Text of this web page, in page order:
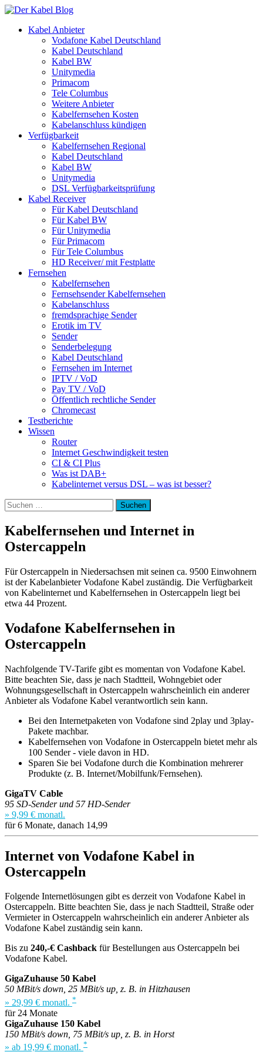
Kabel Anbieter
Vodafone Kabel Deutschland
Kabel Deutschland
Kabel BW
Unitymedia
Primacom
Tele Columbus
Weitere Anbieter
Kabelfernsehen Kosten
Kabelanschluss kündigen
Verfügbarkeit
Kabelfernsehen Regional
Kabel Deutschland
Kabel BW
Unitymedia
DSL Verfügbarkeitsprüfung
Kabel Receiver
Für Kabel Deutschland
Für Kabel BW
Für Unitymedia
Für Primacom
Für Tele Columbus
HD Receiver/ mit Festplatte
Fernsehen
Kabelfernsehen
Fernsehsender Kabelfernsehen
Kabelanschluss
fremdsprachige Sender
Erotik im TV
Sender
Senderbelegung
Kabel Deutschland
Fernsehen im Internet
IPTV / VoD
Pay TV / VoD
Öffentlich rechtliche Sender
Chromecast
Testberichte
Wissen
Router
Internet Geschwindigkeit testen
CI & CI Plus
Was ist DAB+
Kabelinternet versus DSL – was ist besser?
Suchen
nach:
Kabelfernsehen und Internet in
Ostercappeln
Für Ostercappeln in Niedersachsen mit seinen ca. 9500 Einwohnern
ist der Kabelanbieter Vodafone Kabel zuständig. Die Verfügbarkeit
von Kabelinternet und Kabelfernsehen in Ostercappeln liegt bei
etwa 44 Prozent.
Vodafone Kabelfernsehen in
Ostercappeln
Nachfolgende TV-Tarife gibt es momentan von Vodafone Kabel.
Bitte beachten Sie, dass je nach Stadtteil, Wohngebiet oder
Wohnungsgesellschaft in Ostercappeln wahrscheinlich ein anderer
Anbieter als Vodafone Kabel verantwortlich sein kann.
Bei den Internetpaketen von Vodafone sind 2play und 3play-
Pakete machbar.
Kabelfernsehen von Vodafone in Ostercappeln bietet mehr als
100 Sender - viele davon in HD.
Sparen Sie bei Vodafone durch die Kombination mehrerer
Produkte (z. B. Internet/Mobilfunk/Fernsehen).
GigaTV Cable
95 SD-Sender und 57 HD-Sender
» 9,99 € monatl.
für 6 Monate, danach 14,99
Internet von Vodafone Kabel in
Ostercappeln
Folgende Internetlösungen gibt es derzeit von Vodafone Kabel in
Ostercappeln. Bitte beachten Sie, dass je nach Stadtteil, Straße oder
Vermieter in Ostercappeln wahrscheinlich ein anderer Anbieter als
Vodafone Kabel zuständig sein kann.
Bis zu 240,-€ Cashback für Bestellungen aus Ostercappeln bei
Vodafone Kabel.
GigaZuhause 50 Kabel
50 MBit/s down, 25 MBit/s up, z. B. in Hitzhausen
» 29,99 € monatl. *
für 24 Monate
GigaZuhause 150 Kabel
150 MBit/s down, 75 MBit/s up, z. B. in Horst
» ab 19,99 € monatl. *